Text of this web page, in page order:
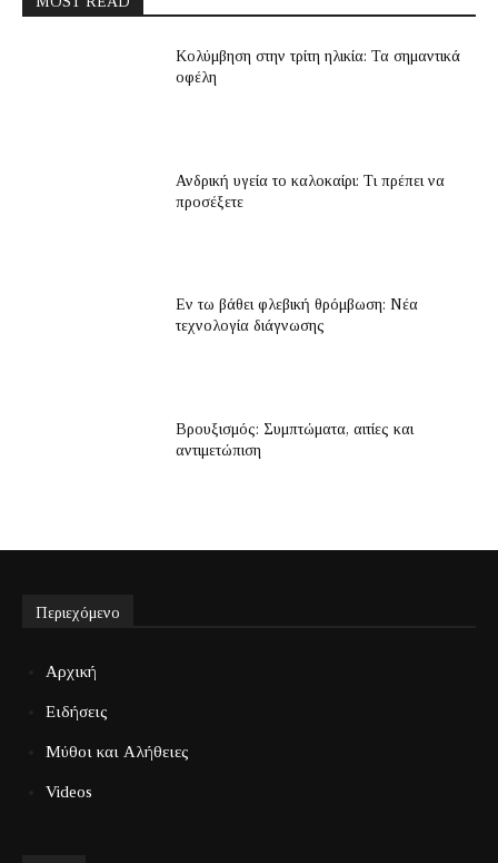
Κολύμβηση στην τρίτη ηλικία: Τα σημαντικά
οφέλη
Ανδρική υγεία το καλοκαίρι: Τι πρέπει να
προσέξετε
Εν τω βάθει φλεβική θρόμβωση: Νέα
τεχνολογία διάγνωσης
Βρουξισμός: Συμπτώματα, αιτίες και
αντιμετώπιση
Περιεχόμενο
Αρχική
Ειδήσεις
Μύθοι και Αλήθειες
Videos